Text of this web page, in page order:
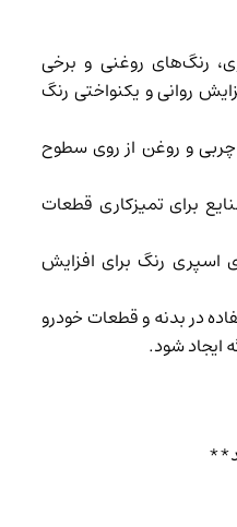
رنگ‌های روغنی و برخی
روانی و یکنواختی رنگ
و روغن از روی سطوح
برای تمیزکاری قطعات
تینر ۳۰۰۰۰ در کاربردهای اسپری رنگ برای افزایش
استفاده در بدنه و قطعات خودرو
شود.